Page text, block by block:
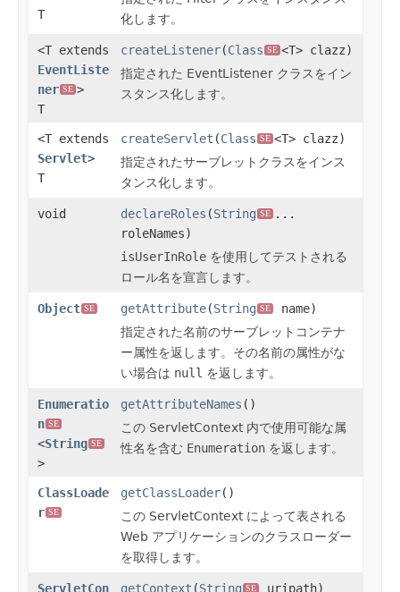
T
化します。
<T extends
EventListe
ner SE >
T
createListener(Class SE <T> clazz)
指定された EventListener クラスをイン
スタンス化します。
<T extends
Servlet>
T
createServlet (Class SE <T> clazz)
指定されたサーブレットクラスをインス
タンス化します。
void declareRoles (String SE
...
roleNames)
isUserInRole を使用してテストされる
ロール名を宣言します。
Object SE getAttribute(String SE
name)
指定された名前のサーブレットコンテナ
ー属性を返します。その名前の属性がな
い場合は null を返します。
Enumeratio
n SE
<String SE
>
getAttributeNames ()
この ServletContext 内で使用可能な属
性名を含む Enumeration を返します。
ClassLoade
r SE
getClassLoader()
この ServletContext によって表される
Web アプリケーションのクラスローダー
を取得します。
ServletCon getContext (String SE uripath)